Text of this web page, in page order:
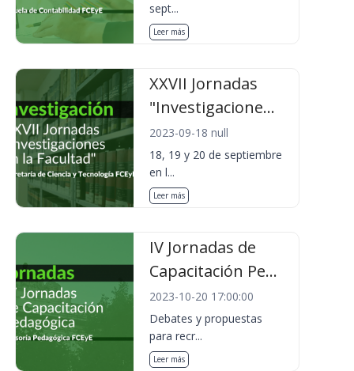
sept...
Leer más
XXVII Jornadas
"Investigacione...
2023-09-18 null
18, 19 y 20 de septiembre
en l...
Leer más
IV Jornadas de
Capacitación Pe...
2023-10-20 17:00:00
Debates y propuestas
para recr...
Leer más